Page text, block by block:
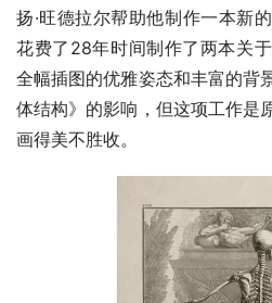
扬·旺德拉尔帮助他制作一本新
花费了28年时间制作了两本关
全幅插图的优雅姿态和丰富的背
体结构》的影响，但这项工作是
画得美不胜收。